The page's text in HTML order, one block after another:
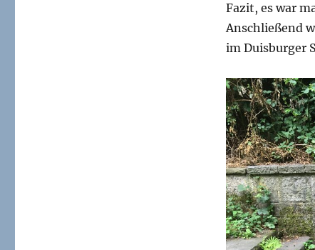
Fazit, es war
Anschließend
im Duisburger